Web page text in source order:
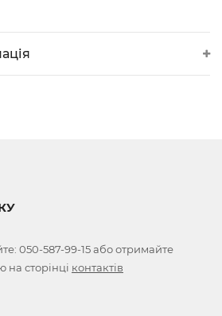
050-587-99-15або отримайте
на сторінці контактів